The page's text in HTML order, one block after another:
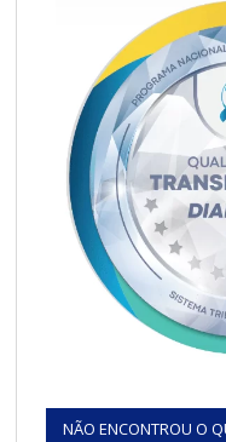
NÃO ENCONTROU O